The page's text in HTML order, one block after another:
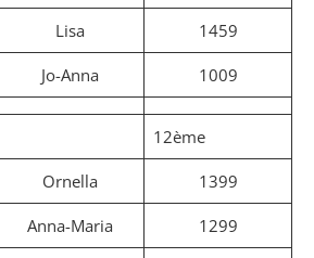
Lisa 1459
Jo-Anna 1009
12ème
Ornella 1399
Anna-Maria 1299